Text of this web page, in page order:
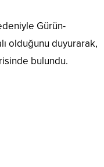
Gürün-
olduğunu duyurarak,
bulundu.